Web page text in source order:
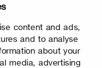
content and ads,
and to analyse
about your
media, advertising
du printemps que les
qui apparaissent sur les
et la lumière prend